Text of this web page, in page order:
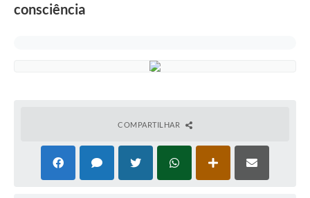
consciência
COMPARTILHAR